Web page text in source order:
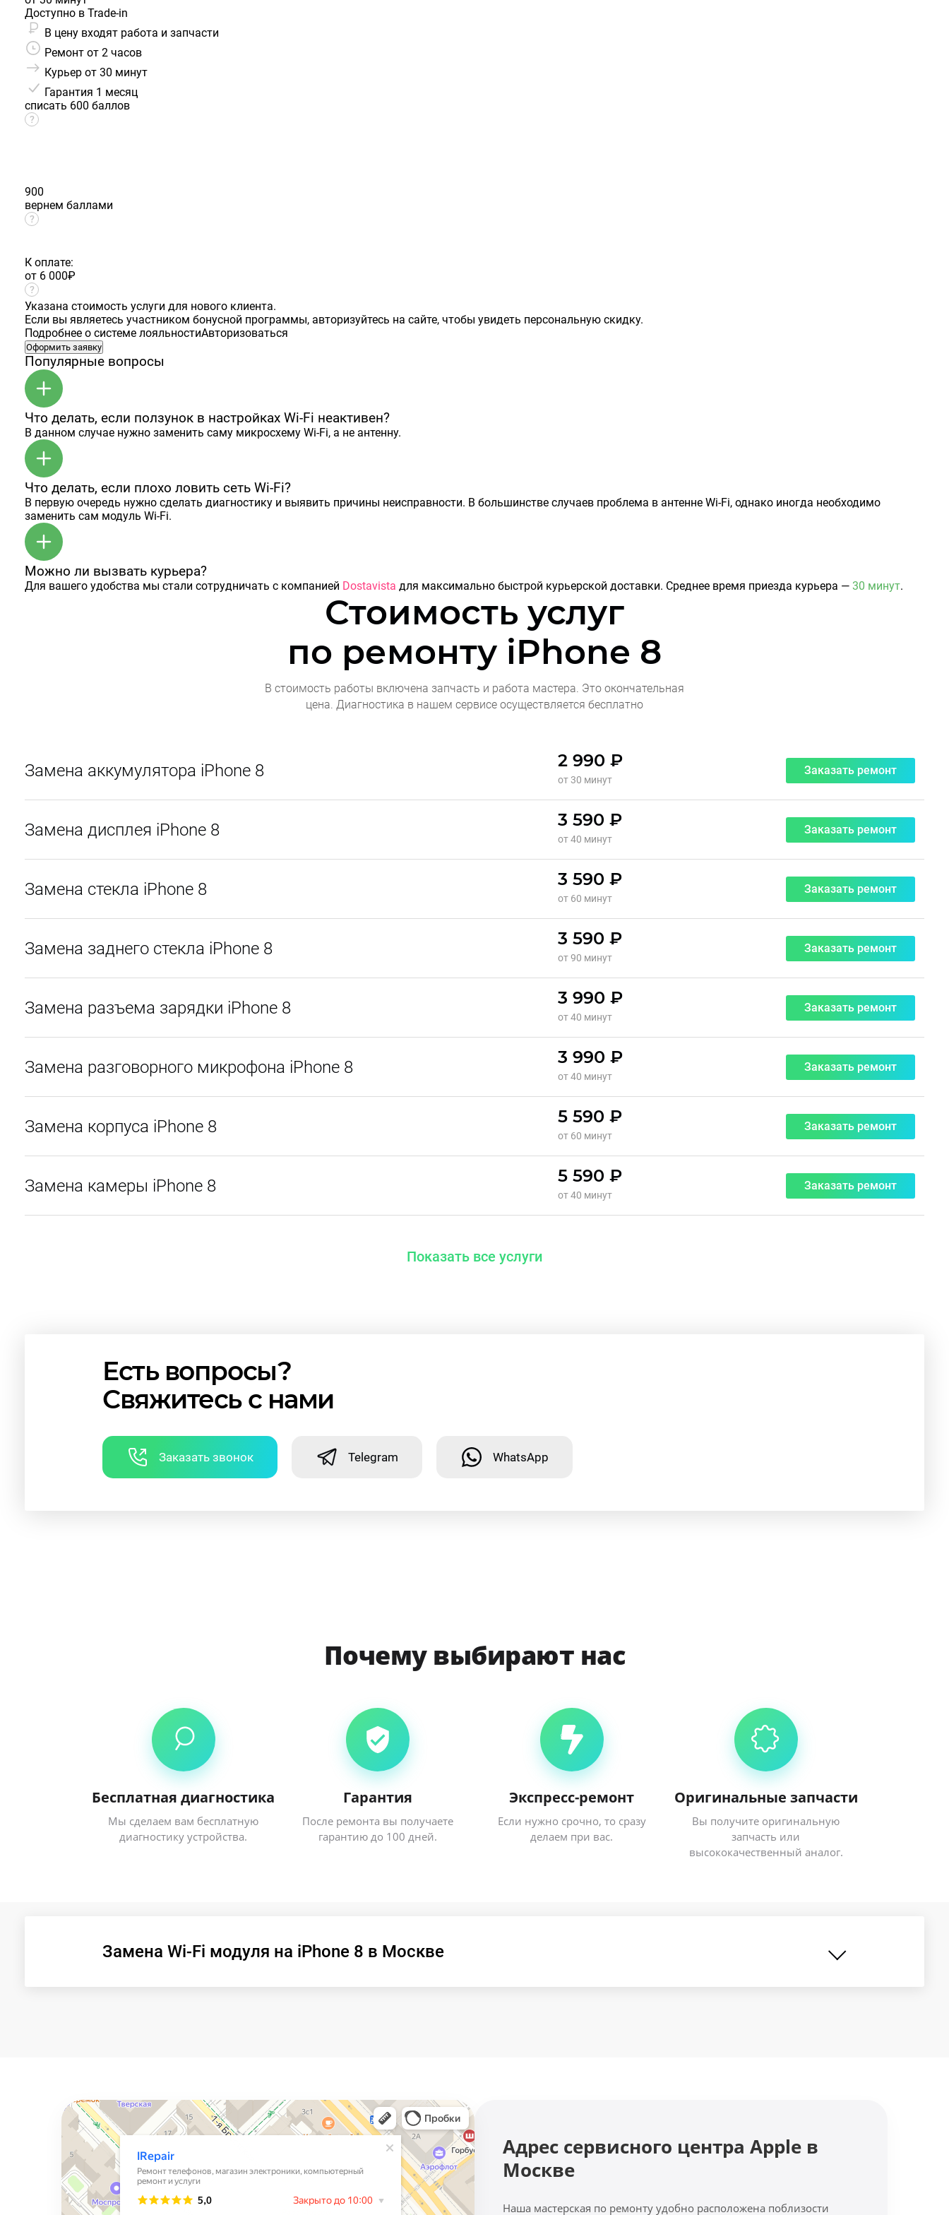
Доступно в Trade-in
В цену входят работа и запчасти
Ремонт от 2 часов
Курьер от 30 минут
Гарантия 1 месяц
списать 600 баллов
900
вернем баллами
К оплате:
от 6 000₽
Указана стоимость услуги для нового клиента.
Если вы являетесь участником бонусной программы, авторизуйтесь на сайте, чтобы увидеть персональную скидку.
Подробнее о системе лояльностиАвторизоваться
Оформить заявку
Популярные вопросы
Что делать, если ползунок в настройках Wi-Fi неактивен?
В данном случае нужно заменить саму микросхему Wi-Fi, а не антенну.
Что делать, если плохо ловить сеть Wi-Fi?
В первую очередь нужно сделать диагностику и выявить причины неисправности. В большинстве случаев проблема в антенне Wi-Fi, однако иногда необходимо
заменить сам модуль Wi-Fi.
Можно ли вызвать курьера?
Для вашего удобства мы стали сотрудничать с компанией Dostavista для максимально быстрой курьерской доставки. Среднее время приезда курьера — 30 минут.
Стоимость услуг
по ремонту iPhone 8
В стоимость работы включена запчасть и работа мастера. Это окончательная
цена. Диагностика в нашем сервисе осуществляется бесплатно
Замена аккумулятора iPhone 8 2 990 ₽
от 30 минут
Заказать ремонт
Замена дисплея iPhone 8 3 590 ₽
от 40 минут
Заказать ремонт
Замена стекла iPhone 8 3 590 ₽
от 60 минут
Заказать ремонт
Замена заднего стекла iPhone 8 3 590 ₽
от 90 минут
Заказать ремонт
Замена разъема зарядки iPhone 8 3 990 ₽
от 40 минут
Заказать ремонт
Замена разговорного микрофона iPhone 8 3 990 ₽
от 40 минут
Заказать ремонт
Замена корпуса iPhone 8 5 590 ₽
от 60 минут
Заказать ремонт
Замена камеры iPhone 8 5 590 ₽
от 40 минут
Заказать ремонт
Показать все услуги
Есть вопросы?
Свяжитесь с нами
Заказать звонок Telegram WhatsApp
Почему выбирают нас
Бесплатная диагностика
Мы сделаем вам бесплатную
диагностику устройства.
Гарантия
После ремонта вы получаете
гарантию до 100 дней.
Экспресс-ремонт
Если нужно срочно, то сразу
делаем при вас.
Оригинальные запчасти
Вы получите оригинальную
запчасть или
высококачественный аналог.
Замена Wi-Fi модуля на iPhone 8 в Москве
Адрес сервисного центра Apple в
Москве
Наша мастерская по ремонту удобно расположена поблизости